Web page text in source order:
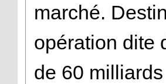
marché.
opération dite
de 60